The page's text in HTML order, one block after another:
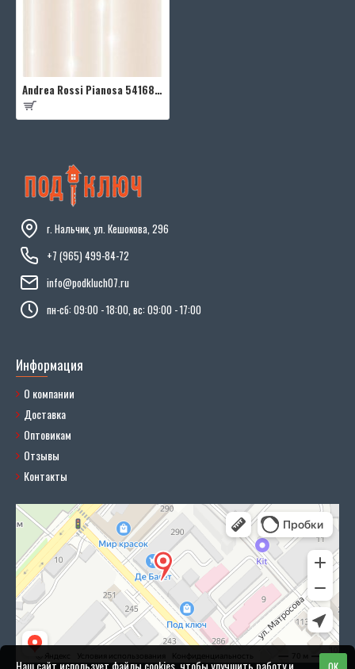
Andrea Rossi Pianosa 54168-3
г. Нальчик, ул. Кешокова, 296
+7 (965) 499-84-72
info@podkluch07.ru
пн-сб: 09:00 - 18:00, вс: 09:00 - 17:00
Информация
О компании
Доставка
Оптовикам
Отзывы
Контакты
Наш сайт использует файлы cookies, чтобы улучшить работу и